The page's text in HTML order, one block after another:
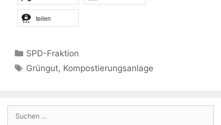
teilen
Kategorien
SPD-Fraktion
Schlagwörter
Grüngut, Kompostierungsanlage
nach: